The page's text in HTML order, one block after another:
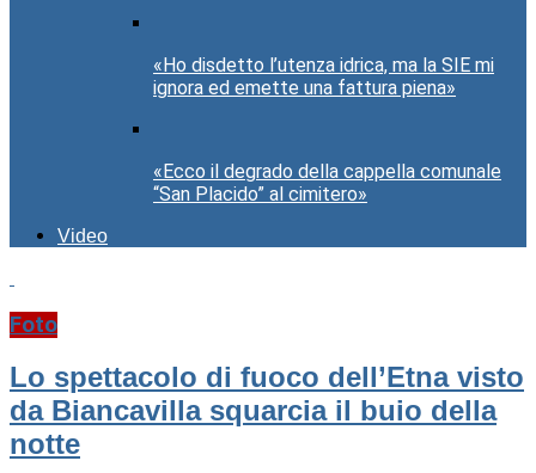
«Ho disdetto l’utenza idrica, ma la SIE mi
ignora ed emette una fattura piena»
«Ecco il degrado della cappella comunale
“San Placido” al cimitero»
Video
Foto
Lo spettacolo di fuoco dell’Etna visto
da Biancavilla squarcia il buio della
notte